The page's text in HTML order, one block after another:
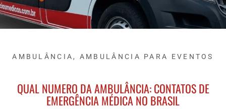
AMBULÂNCIA , AMBULÂNCIA PARA EVENTOS
QUAL NUMERO DA AMBULÂNCIA: CONTATOS DE
EMERGÊNCIA MÉDICA NO BRASIL